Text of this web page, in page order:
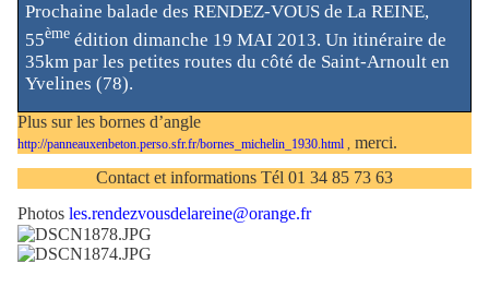
Prochaine balade des RENDEZ-VOUS de La REINE,
55èmeédition dimanche 19 MAI 2013. Un itinéraire de
35km par les petites routes du côté de Saint-Arnoult en
Yvelines (78).
Plus sur les bornes d’angle
http://panneauxenbeton.perso.sfr.fr/bornes_michelin_1930.html , merci.
Contact et informations Tél 01 34 85 73 63
Photos les.rendezvousdelareine@orange.fr